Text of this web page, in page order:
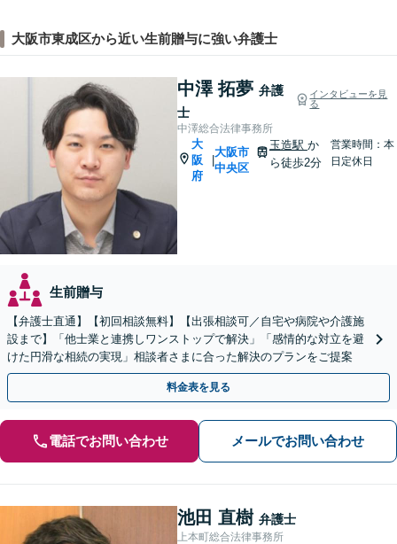
大阪市東成区から近い生前贈与に強い弁護士
中澤 拓夢 弁護
士
インタビューを見
る
中澤総合法律事務所
大
阪
府
大阪市
中央区
玉造駅 か
ら徒歩2分
営業時間：本
日定休日
生前贈与
【弁護士直通】【初回相談無料】【出張相談可／自宅や病院や介護施
設まで】「他士業と連携しワンストップで解決」「感情的な対立を避
けた円滑な相続の実現」相談者さまに合った解決のプランをご提案
料金表を見る
電話でお問い合わせ メールでお問い合わせ
池田 直樹 弁護士
上本町総合法律事務所